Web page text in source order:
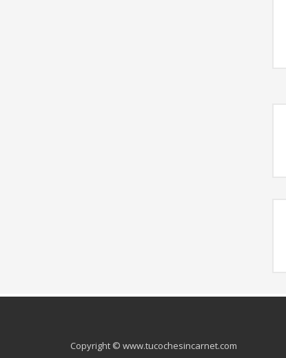
Copyright © www.tucochesincarnet.com